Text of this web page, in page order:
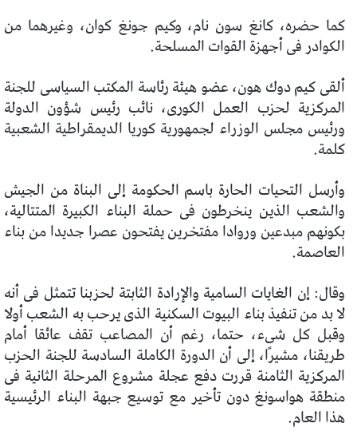
كما حضره، كانغ سون نام، وكيم جونغ كوان، وغيرهما من
الكوادر فى أجهزة القوات المسلحة.
ألقى كيم دوك هون، عضو هيئة رئاسة المكتب السياسى للجنة
المركزية لحزب العمل الكورى، نائب رئيس شؤون الدولة
ورئيس مجلس الوزراء لجمهورية كوريا الديمقراطية الشعبية
كلمة.
وأرسل التحيات الحارة باسم الحكومة إلى البناة من الجيش
والشعب الذين ينخرطون فى حملة البناء الكبيرة المتتالية،
بكونهم مبدعين وروادا مفتخرين يفتحون عصرا جديدا من بناء
العاصمة.
وقال: إن الغايات السامية والإرادة الثابتة لحزبنا تتمثل فى أنه
لا بد من تنفيذ بناء البيوت السكنية الذى يرحب به الشعب أولا
وقبل كل شىء، حتما، رغم أن المصاعب تقف عائقا أمام
طريقنا، مشيرًا، إلى أن الدورة الكاملة السادسة للجنة الحزب
المركزية الثامنة قررت دفع عجلة مشروع المرحلة الثانية فى
منطقة هواسونغ دون تأخير مع توسيع جبهة البناء الرئيسية
هذا العام.